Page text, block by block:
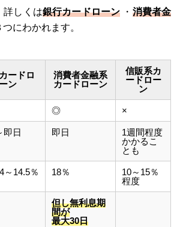
詳しくは銀行カードローン ・ 消費者金
つにわかれます。
ードロ
ーン
消費者金融系
カードローン
信販系カ
ードロー
ン
◎ ×
即日 即日
1週間程度
かかるこ
とも
～14.5％ 18％
10～15％
程度
但し無利息期
間が
最大30日